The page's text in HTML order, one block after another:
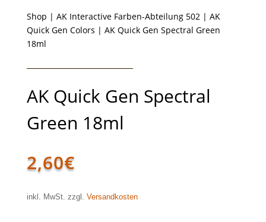
Shop | AK Interactive Farben-Abteilung 502| AK
Quick Gen Colors | AK Quick Gen Spectral Green
18ml
AK Quick Gen Spectral
Green 18ml
2,60€
inkl. MwSt. zzgl. Versandkosten